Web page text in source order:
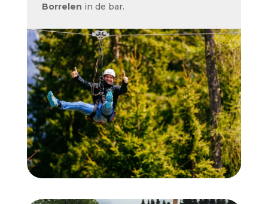
Borrelen in de bar.